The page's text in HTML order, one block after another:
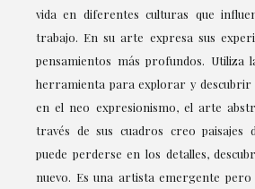
vida en diferentes culturas que
trabajo. En su arte expresa sus
pensamientos más profundos. Utiliza
herramienta para explorar y descubrir
en el neo expresionismo, el arte
través de sus cuadros creo paisajes
puede perderse en los detalles,
nuevo. Es una artista emergente